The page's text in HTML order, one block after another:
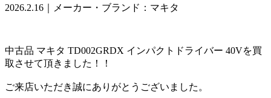
2026.2.16｜メーカー・ブランド：マキタ
中古品 マキタ TD002GRDX インパクトドライバー 40Vを買
取させて頂きました！！
ご来店いただき誠にありがとうございました。